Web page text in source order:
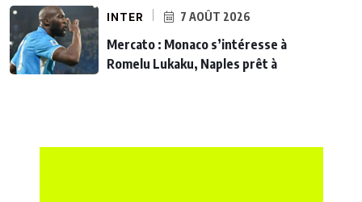
INTER 7 AOÛT 2026
Mercato : Monaco s’intéresse à
Romelu Lukaku, Naples prêt à